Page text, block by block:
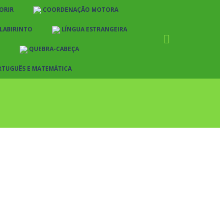
COORDENAÇÃO MOTORA
LABIRINTO LÍNGUA ESTRANGEIRA
QUEBRA-CABEÇA
E MATEMÁTICA